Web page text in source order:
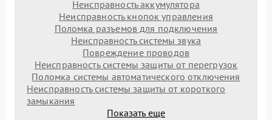
Неисправность аккумулятора
Неисправность кнопок управления
Поломка разъемов для подключения
Неисправность системы звука
Повреждение проводов
Неисправность системы защиты от перегрузок
Поломка системы автоматического отключения
Неисправность системы защиты от короткого
замыкания
Показать еще